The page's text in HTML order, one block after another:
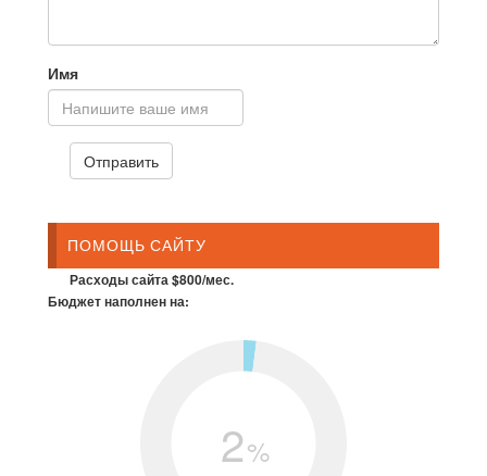
Имя
ПОМОЩЬ САЙТУ
Расходы сайта $800/мес.
Бюджет наполнен на:
2%